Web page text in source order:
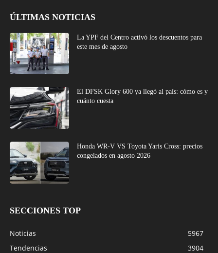
ÚLTIMAS NOTICIAS
La YPF del Centro activó los descuentos para
este mes de agosto
El DFSK Glory 600 ya llegó al país: cómo es y
cuánto cuesta
Honda WR-V VS Toyota Yaris Cross: precios
congelados en agosto 2026
SECCIONES TOP
Noticias
5967
Tendencias
3904